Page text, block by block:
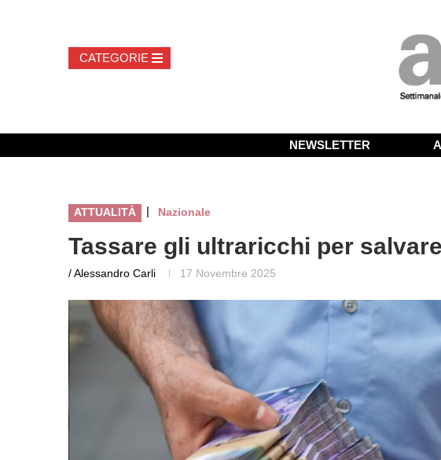
NEWSLETTER
ATTUALITÀ | Nazionale
Tassare gli ultraricchi per
/ Alessandro Carli 17 Novembre 2025